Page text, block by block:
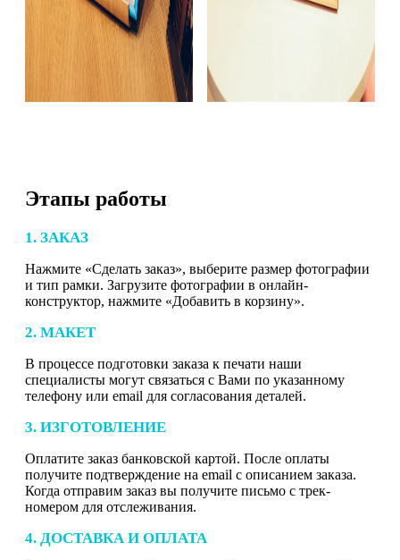
Этапы работы
1. ЗАКАЗ
Нажмите «Сделать заказ», выберите размер фотографии
и тип рамки. Загрузите фотографии в онлайн-
конструктор, нажмите «Добавить в корзину».
2. МАКЕТ
В процессе подготовки заказа к печати наши
специалисты могут связаться с Вами по указанному
телефону или email для согласования деталей.
3. ИЗГОТОВЛЕНИЕ
Оплатите заказ банковской картой. После оплаты
получите подтверждение на email с описанием заказа.
Когда отправим заказ вы получите письмо с трек-
номером для отслеживания.
4. ДОСТАВКА И ОПЛАТА